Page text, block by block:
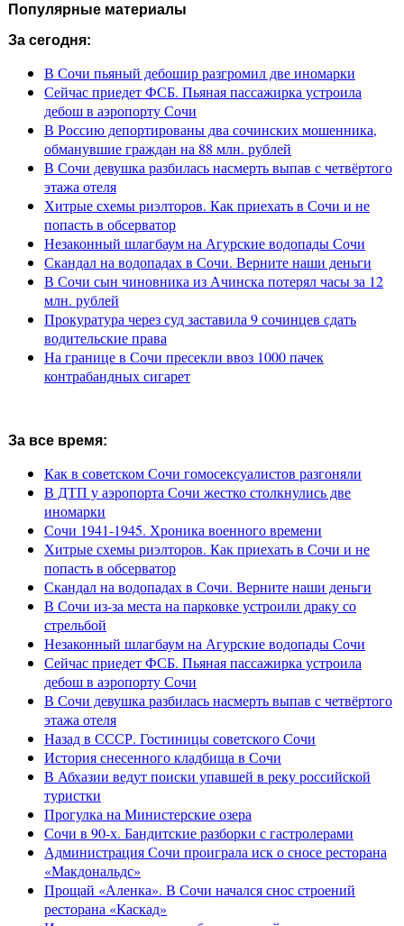
Популярные материалы
За сегодня:
В Сочи пьяный дебошир разгромил две иномарки
Сейчас приедет ФСБ. Пьяная пассажирка устроила
дебош в аэропорту Сочи
В Россию депортированы два сочинских мошенника,
обманувшие граждан на 88 млн. рублей
В Сочи девушка разбилась насмерть выпав с четвёртого
этажа отеля
Хитрые схемы риэлторов. Как приехать в Сочи и не
попасть в обсерватор
Незаконный шлагбаум на Агурские водопады Сочи
Скандал на водопадах в Сочи. Верните наши деньги
В Сочи сын чиновника из Ачинска потерял часы за 12
млн. рублей
Прокуратура через суд заставила 9 сочинцев сдать
водительские права
На границе в Сочи пресекли ввоз 1000 пачек
контрабандных сигарет
За все время:
Как в советском Сочи гомосексуалистов разгоняли
В ДТП у аэропорта Сочи жестко столкнулись две
иномарки
Сочи 1941-1945. Хроника военного времени
Хитрые схемы риэлторов. Как приехать в Сочи и не
попасть в обсерватор
Скандал на водопадах в Сочи. Верните наши деньги
В Сочи из-за места на парковке устроили драку со
стрельбой
Незаконный шлагбаум на Агурские водопады Сочи
Сейчас приедет ФСБ. Пьяная пассажирка устроила
дебош в аэропорту Сочи
В Сочи девушка разбилась насмерть выпав с четвёртого
этажа отеля
Назад в СССР. Гостиницы советского Сочи
История снесенного кладбища в Сочи
В Абхазии ведут поиски упавшей в реку российской
туристки
Прогулка на Министерские озера
Сочи в 90-х. Бандитские разборки с гастролерами
Администрация Сочи проиграла иск о сносе ресторана
«Макдональдс»
Прощай «Аленка». В Сочи начался снос строений
ресторана «Каскад»